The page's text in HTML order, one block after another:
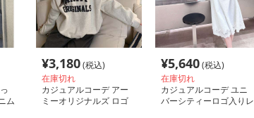
ム
¥3,180(税込)
在庫切れ
カジュアルコーデ アー
ミーオリジナルズ ロゴ
¥5,640(税込)
在庫切れ
カジュアルコーデ ユニ
バーシティーロゴ入りレ